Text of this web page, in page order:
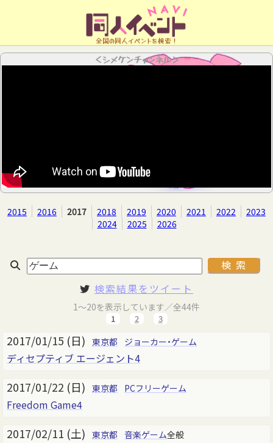
全国の同人イベントを検索！
＜シメケンチャンネル＞
2015 2016 2017 2018 2019 2020 2021 2022
2023
2024
2025 2026
検索結果をツイート
1～20を表示しています／全44件
1 2 3
2017/01/15 (日) 東京都 ジョーカー・ゲーム
ディセプティブ エージェント4
2017/01/22 (日) 東京都 PCフリーゲーム
Freedom Game4
2017/02/11 (土) 東京都 音楽ゲーム全般